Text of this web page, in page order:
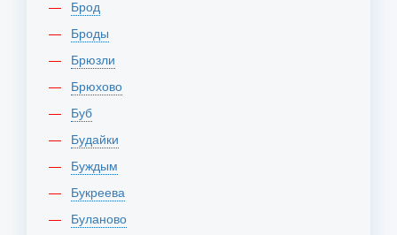
Брод
Броды
Брюзли
Брюхово
Буб
Будайки
Буждым
Букреева
Буланово